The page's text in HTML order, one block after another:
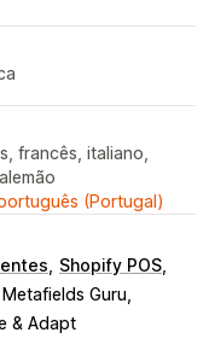
francês, italiano,
(Portugal)
Shopify POS
Metafields Guru
& Adapt